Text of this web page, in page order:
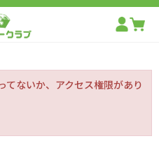
てないか、アクセス権限があり